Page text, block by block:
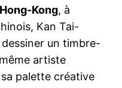
Kong, à
Kan Tai-
un timbre-
artiste
palette créative